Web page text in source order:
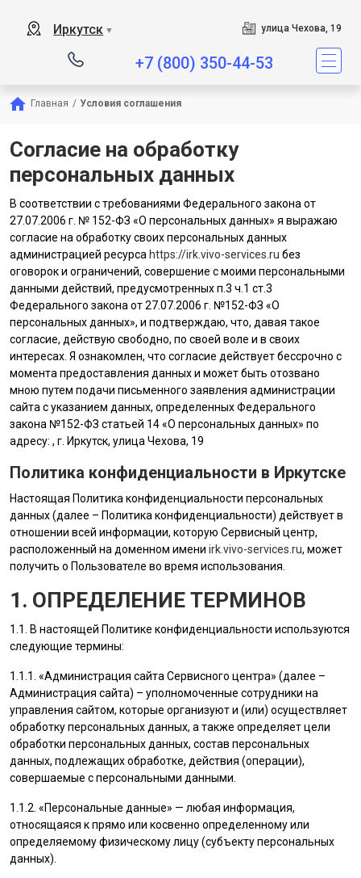
Иркутск ▼ улица Чехова, 19
+7 (800) 350-44-53
Главная / Условия соглашения
Согласие на обработку
персональных данных
В соответствии с требованиями Федерального закона от
27.07.2006 г. № 152-ФЗ «О персональных данных» я выражаю
согласие на обработку своих персональных данных
администрацией ресурса https://irk.vivo-services.ru без
оговорок и ограничений, совершение с моими персональными
данными действий, предусмотренных п.3 ч.1 ст.3
Федерального закона от 27.07.2006 г. №152-ФЗ «О
персональных данных», и подтверждаю, что, давая такое
согласие, действую свободно, по своей воле и в своих
интересах. Я ознакомлен, что согласие действует бессрочно с
момента предоставления данных и может быть отозвано
мною путем подачи письменного заявления администрации
сайта с указанием данных, определенных Федерального
закона №152-ФЗ статьей 14 «О персональных данных» по
адресу: , г. Иркутск, улица Чехова, 19
Политика конфиденциальности в Иркутске
Настоящая Политика конфиденциальности персональных
данных (далее – Политика конфиденциальности) действует в
отношении всей информации, которую Сервисный центр,
расположенный на доменном имени irk.vivo-services.ru, может
получить о Пользователе во время использования.
1. ОПРЕДЕЛЕНИЕ ТЕРМИНОВ
1.1. В настоящей Политике конфиденциальности используются
следующие термины:
1.1.1. «Администрация сайта Сервисного центра» (далее –
Администрация сайта) – уполномоченные сотрудники на
управления сайтом, которые организуют и (или) осуществляет
обработку персональных данных, а также определяет цели
обработки персональных данных, состав персональных
данных, подлежащих обработке, действия (операции),
совершаемые с персональными данными.
1.1.2. «Персональные данные» — любая информация,
относящаяся к прямо или косвенно определенному или
определяемому физическому лицу (субъекту персональных
данных).